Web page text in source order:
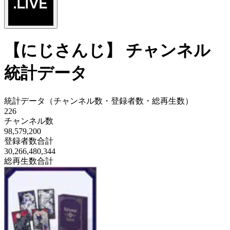
【にじさんじ 】 チャンネル
統計データ
統計データ（チャンネル数・登録者数・総再生数）
226
チャンネル数
98,579,200
登録者数合計
30,266,480,344
総再生数合計